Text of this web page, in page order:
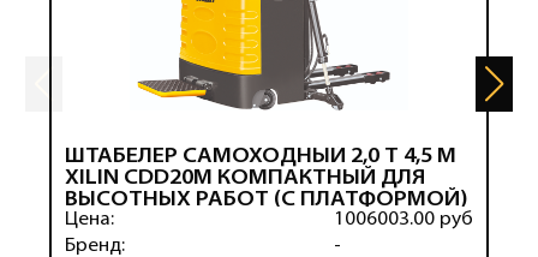
ШТАБЕЛЕР САМОХОДНЫЙ 2,0 Т 4,5 М
XILIN CDD20M КОМПАКТНЫЙ ДЛЯ
ВЫСОТНЫХ РАБОТ (С ПЛАТФОРМОЙ)
Цена:
Бренд:
1006003.00 руб
-